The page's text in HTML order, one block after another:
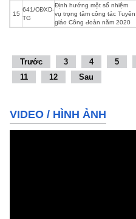
15
641/CĐXD-
TG
Định hướng một số nhiệm
vụ trọng tâm công tác Tuyên
giáo Công đoàn năm 2020
Trước 3 4 5
11
12 Sau
VIDEO / HÌNH ẢNH